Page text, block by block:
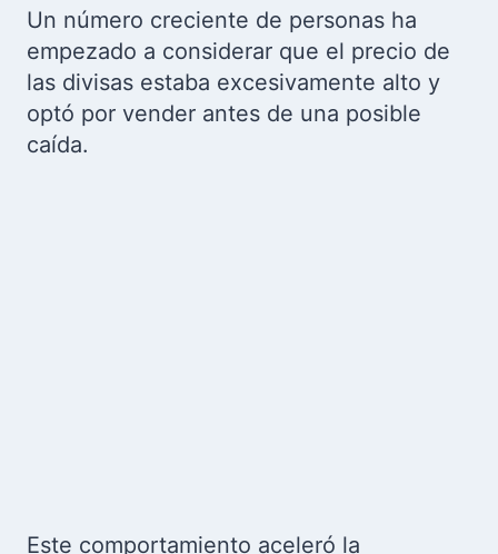
Un número creciente de personas ha
empezado a considerar que el precio de
las divisas estaba excesivamente alto y
optó por vender antes de una posible
caída.
Este comportamiento aceleró la